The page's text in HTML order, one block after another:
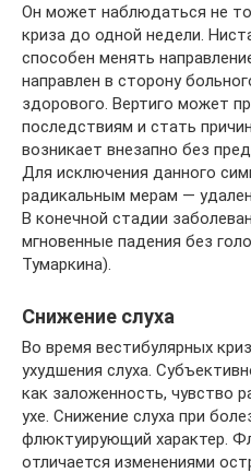
Он может наблюдаться не
криза до одной недели.
способен менять
направлен в сторону
здорового. Вертиго может
последствиям и стать
возникает внезапно без
Для исключения данного
радикальным мерам —
В конечной стадии
мгновенные падения без
Тумаркина).
Снижение слуха
Во время вестибулярных
ухудшения слуха.
как заложенность, чувство
ухе. Снижение слуха при
флюктуирующий характер.
отличается изменениями